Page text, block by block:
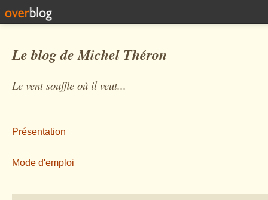
Le blog de Michel Théron
Le vent souffle où il veut...
Présentation
Mode d'emploi